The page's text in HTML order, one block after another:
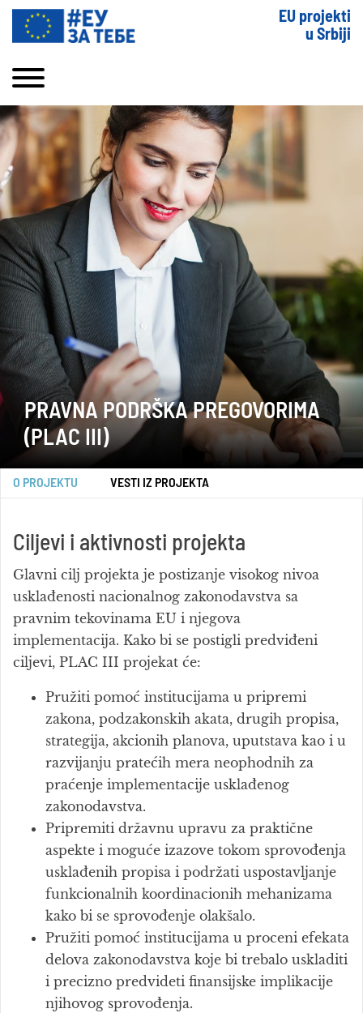
EU projekti
u Srbiji
PRAVNA PODRŠKA PREGOVORIMA
(PLAC III)
O PROJEKTU VESTI IZ PROJEKTA
Ciljevi i aktivnosti projekta
Glavni cilj projekta je postizanje visokog nivoa
usklađenosti nacionalnog zakonodavstva sa
pravnim tekovinama EU i njegova
implementacija. Kako bi se postigli predviđeni
ciljevi, PLAC III projekat će:
Pružiti pomoć institucijama u pripremi
zakona, podzakonskih akata, drugih propisa,
strategija, akcionih planova, uputstava kao i u
razvijanju pratećih mera neophodnih za
praćenje implementacije usklađenog
zakonodavstva.
Pripremiti državnu upravu za praktične
aspekte i moguće izazove tokom sprovođenja
usklađenih propisa i podržati uspostavljanje
funkcionalnih koordinacionih mehanizama
kako bi se sprovođenje olakšalo.
Pružiti pomoć institucijama u proceni efekata
delova zakonodavstva koje bi trebalo uskladiti
i precizno predvideti finansijske implikacije
njihovog sprovođenja.